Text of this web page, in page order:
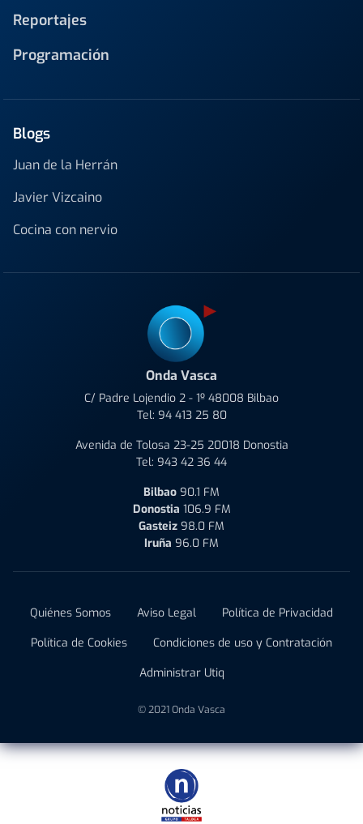
Reportajes
Programación
Blogs
Juan de la Herrán
Javier Vizcaino
Cocina con nervio
Onda Vasca
C/ Padre Lojendio 2 - 1º 48008 Bilbao
Tel: 94 413 25 80
Avenida de Tolosa 23-25 20018 Donostia
Tel: 943 42 36 44
Bilbao 90.1 FM
Donostia 106.9 FM
Gasteiz 98.0 FM
Iruña 96.0 FM
Quiénes Somos Aviso Legal
Política de Privacidad
Política de Cookies
Condiciones de uso y Contratación
Administrar Utiq
© 2021 Onda Vasca